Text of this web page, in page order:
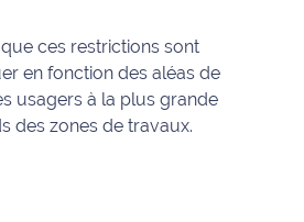
ces restrictions sont
en fonction des aléas de
usagers à la plus grande
des zones de travaux.